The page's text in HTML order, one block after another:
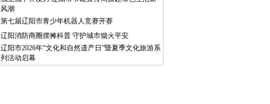
风潮
第七届辽阳市青少年机器人竞赛开赛
辽阳消防商圈摆摊科普 守护城市烟火平安
辽阳市2026年“文化和自然遗产日”暨夏季文化旅游系
列活动启幕